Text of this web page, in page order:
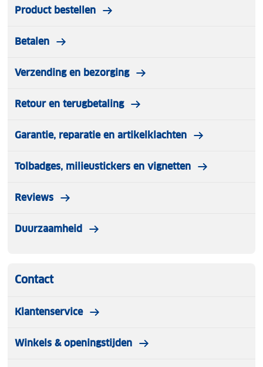
• Waterafstotende polyester pongee onderkant
• Afmeting ca. 180 x 140 cm
• Inclusief handige draagband
Product bestellen
Betalen
Verzending en bezorging
Retour en terugbetaling
Garantie, reparatie en artikelklachten
Tolbadges, milieustickers en vignetten
Reviews
Duurzaamheid
Contact
Klantenservice
Winkels & openingstijden